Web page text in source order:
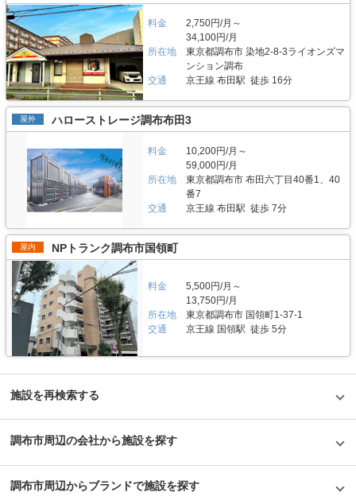
料金
2,750円/月～
34,100円/月
所在地
東京都調布市 染地2-8-3ライオンズマ
ンション調布
交通
京王線 布田駅 徒歩 16分
屋外 ハローストレージ調布布田3
料金
10,200円/月～
59,000円/月
所在地
東京都調布市 布田六丁目40番1、40
番7
交通
京王線 布田駅 徒歩 7分
屋内 NPトランク調布市国領町
料金
5,500円/月～
13,750円/月
所在地
東京都調布市 国領町1-37-1
交通
京王線 国領駅 徒歩 5分
施設を再検索する
調布市周辺の会社から施設を探す
調布市周辺からブランドで施設を探す